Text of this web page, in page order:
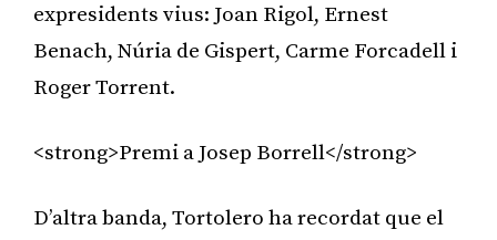
expresidents vius: Joan Rigol, Ernest
Benach, Núria de Gispert, Carme Forcadell i
Roger Torrent.
<strong>Premi a Josep Borrell</strong>
D’altra banda, Tortolero ha recordat que el